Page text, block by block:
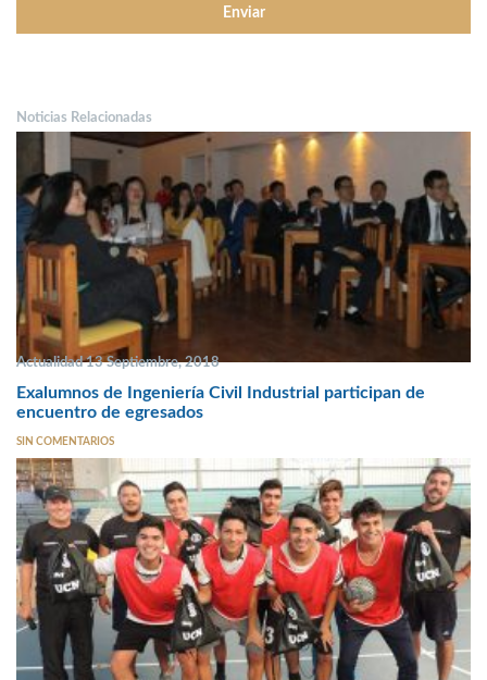
Noticias Relacionadas
Actualidad 13 Septiembre, 2018
Exalumnos de Ingeniería Civil Industrial participan de
encuentro de egresados
SIN COMENTARIOS